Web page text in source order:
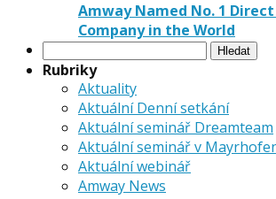
Amway Named No. 1
Company in the World
Vyhledávání
Rubriky
Aktuality
Aktuální Denní setkání
Aktuální seminář Dreamteam
Aktuální seminář v
Aktuální webinář
Amway News